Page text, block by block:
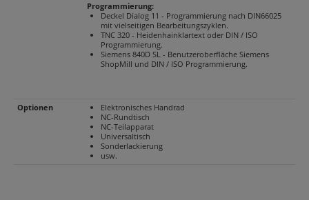
Programmierung:
Deckel Dialog 11 - Programmierung nach DIN66025
mit vielseitigen Bearbeitungszyklen.
TNC 320 - Heidenhainklartext oder DIN / ISO
Programmierung.
Siemens 840D SL - Benutzeroberfläche Siemens
ShopMill und DIN / ISO Programmierung.
Optionen
Elektronisches Handrad
NC-Rundtisch
NC-Teilapparat
Universaltisch
Sonderlackierung
usw.